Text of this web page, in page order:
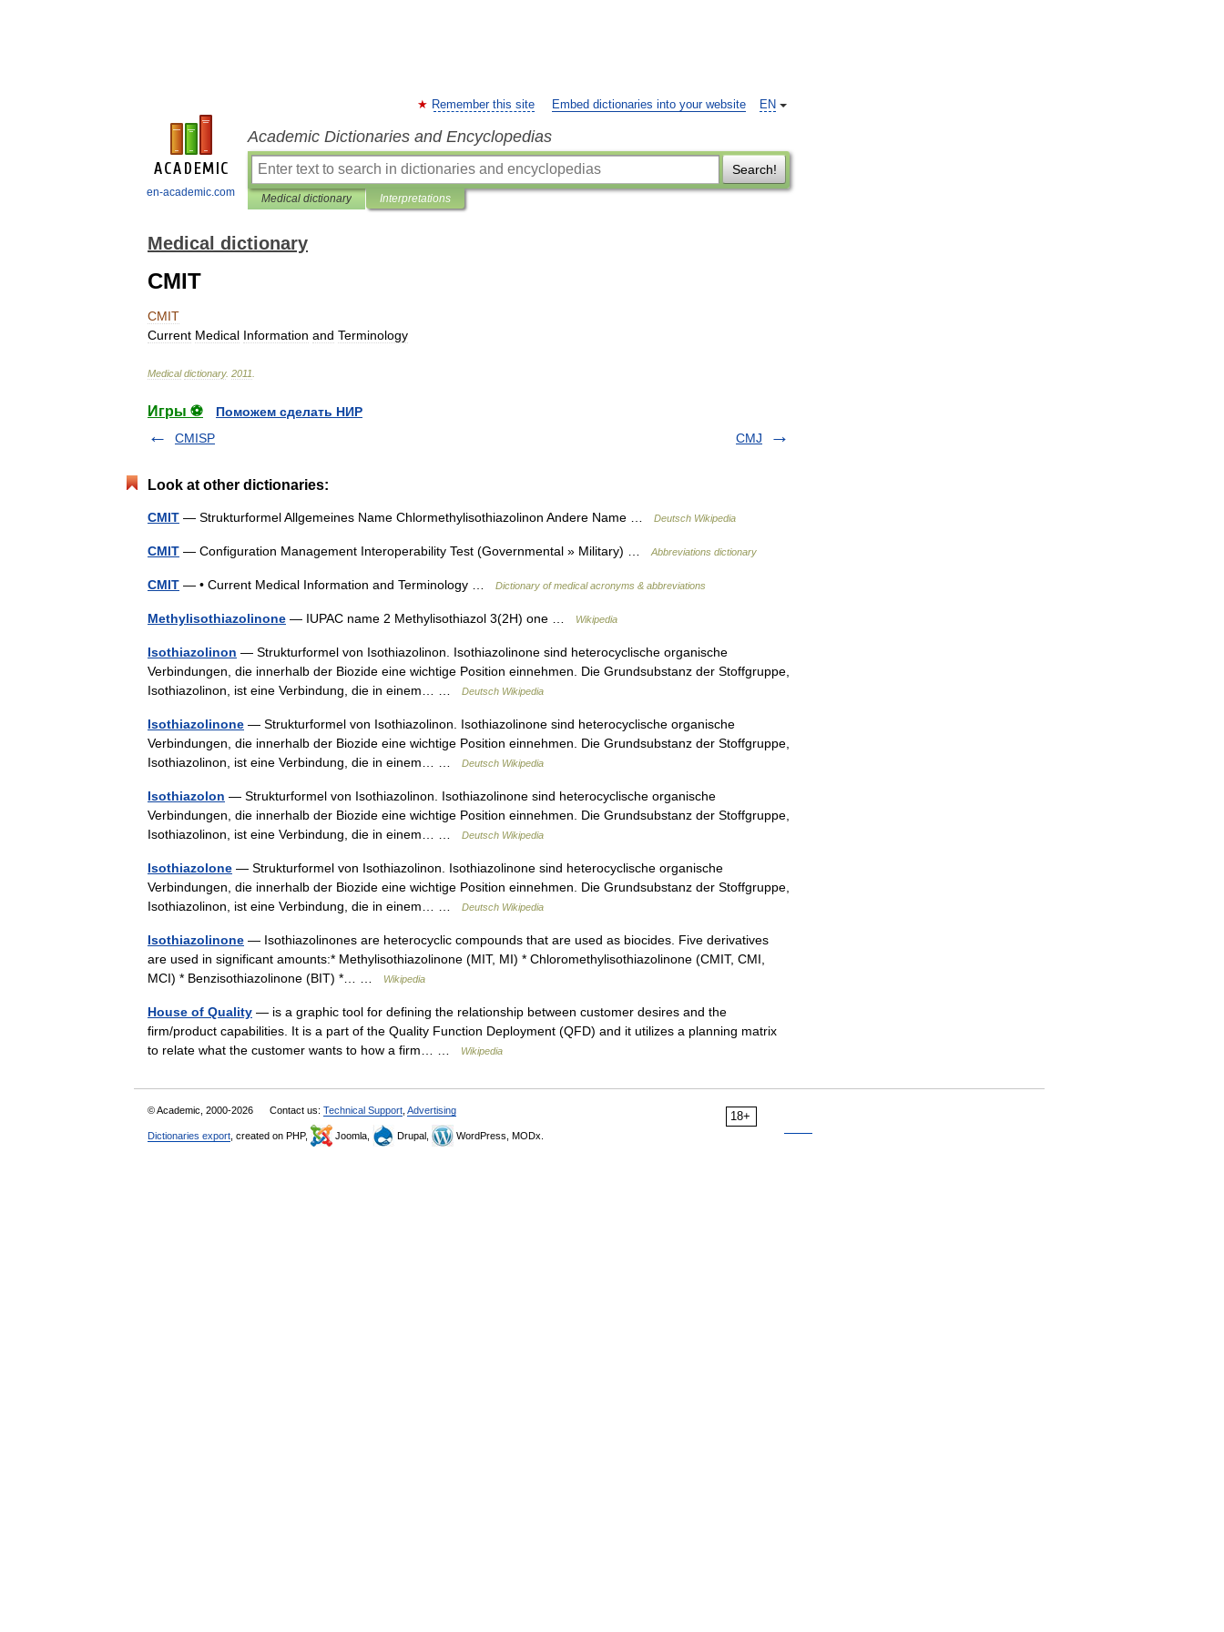
en-academic.com
EN
Remember this site Embed dictionaries into your website
Academic Dictionaries and Encyclopedias
Search!
Medical dictionary Interpretations
Medical dictionary
CMIT
CMIT
Current Medical Information and Terminology
Medical dictionary. 2011
Игры ⚽
Поможем сделать НИР
CMISP
CMJ
Look at other dictionaries:
CMIT — Strukturformel Allgemeines Name Chlormethylisothiazolinon Andere Name … Deutsch Wikipedia
CMIT — Configuration Management Interoperability Test (Governmental » Military) … Abbreviations dictionary
CMIT — • Current Medical Information and Terminology … Dictionary of medical acronyms & abbreviations
Methylisothiazolinone — IUPAC name 2 Methylisothiazol 3(2H) one … Wikipedia
Isothiazolinon — Strukturformel von Isothiazolinon. Isothiazolinone sind heterocyclische organische
Verbindungen, die innerhalb der Biozide eine wichtige Position einnehmen. Die Grundsubstanz der Stoffgruppe,
Isothiazolinon, ist eine Verbindung, die in einem… …
Deutsch Wikipedia
Isothiazolinone — Strukturformel von Isothiazolinon. Isothiazolinone sind heterocyclische organische
Verbindungen, die innerhalb der Biozide eine wichtige Position einnehmen. Die Grundsubstanz der Stoffgruppe,
Isothiazolinon, ist eine Verbindung, die in einem… …
Deutsch Wikipedia
Isothiazolon — Strukturformel von Isothiazolinon. Isothiazolinone sind heterocyclische organische
Verbindungen, die innerhalb der Biozide eine wichtige Position einnehmen. Die Grundsubstanz der Stoffgruppe,
Isothiazolinon, ist eine Verbindung, die in einem… …
Deutsch Wikipedia
Isothiazolone — Strukturformel von Isothiazolinon. Isothiazolinone sind heterocyclische organische
Verbindungen, die innerhalb der Biozide eine wichtige Position einnehmen. Die Grundsubstanz der Stoffgruppe,
Isothiazolinon, ist eine Verbindung, die in einem… …
Deutsch Wikipedia
Isothiazolinone — Isothiazolinones are heterocyclic compounds that are used as biocides. Five derivatives
are used in significant amounts:* Methylisothiazolinone (MIT, MI) * Chloromethylisothiazolinone (CMIT, CMI,
MCI) * Benzisothiazolinone (BIT) *… …
Wikipedia
House of Quality — is a graphic tool for defining the relationship between customer desires and the
firm/product capabilities. It is a part of the Quality Function Deployment (QFD) and it utilizes a planning matrix
to relate what the customer wants to how a firm… …
Wikipedia
18+
© Academic, 2000-2026 Contact us: Technical Support Advertising
Dictionaries export , created on PHP, Joomla, Drupal, WordPress, MODx.